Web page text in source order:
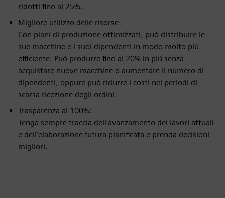
ridotti fino al 25%.
Migliore utilizzo delle risorse:
Con piani di produzione ottimizzati, può distribuire le
sue macchine e i suoi dipendenti in modo molto più
efficiente. Può produrre fino al 20% in più senza
acquistare nuove macchine o aumentare il numero di
dipendenti, oppure può ridurre i costi nei periodi di
scarsa ricezione degli ordini.
Trasparenza al 100%:
Tenga sempre traccia dell'avanzamento dei lavori attuali
e dell'elaborazione futura pianificata e prenda decisioni
migliori.